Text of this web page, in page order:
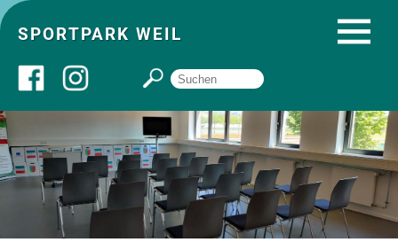
SPORTPARK WEIL
Über uns
Startseite
Angebote